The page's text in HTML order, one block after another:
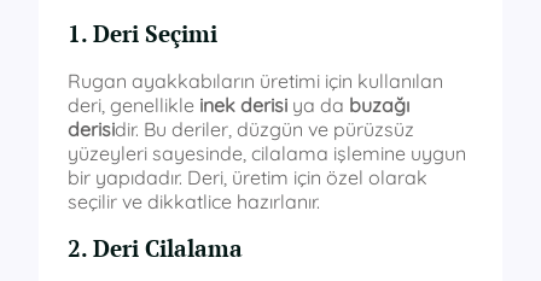
1. Deri Seçimi
Rugan ayakkabıların üretimi için kullanılan
deri, genellikle inek derisi ya da buzağı
derisidir. Bu deriler, düzgün ve pürüzsüz
yüzeyleri sayesinde, cilalama işlemine uygun
bir yapıdadır. Deri, üretim için özel olarak
seçilir ve dikkatlice hazırlanır.
2. Deri Cilalama